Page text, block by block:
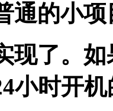
通的小
现了。
小时开